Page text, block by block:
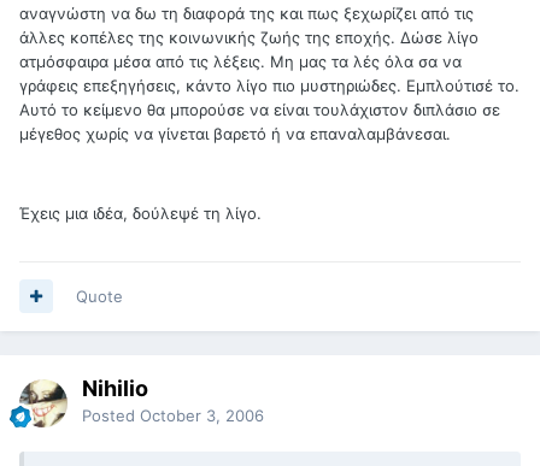
αναγνώστη να δω τη διαφορά της και πως ξεχωρίζει από τις
άλλες κοπέλες της κοινωνικής ζωής της εποχής. Δώσε λίγο
ατμόσφαιρα μέσα από τις λέξεις. Μη μας τα λές όλα σα να
γράφεις επεξηγήσεις, κάντο λίγο πιο μυστηριώδες. Εμπλούτισέ το.
Αυτό το κείμενο θα μπορούσε να είναι τουλάχιστον διπλάσιο σε
μέγεθος χωρίς να γίνεται βαρετό ή να επαναλαμβάνεσαι.
Έχεις μια ιδέα, δούλεψέ τη λίγο.
Quote
Nihilio
Posted October 3, 2006